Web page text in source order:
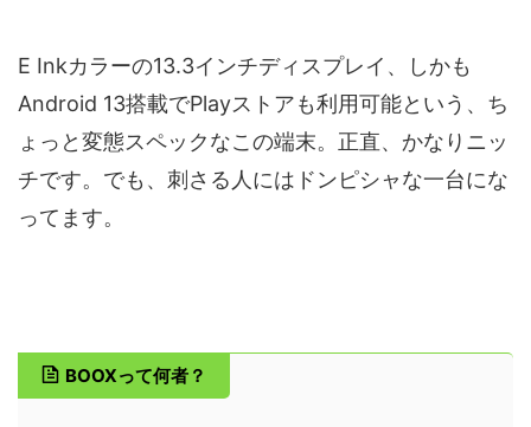
E Inkカラーの13.3インチディスプレイ、しかも
Android 13搭載でPlayストアも利用可能という、ち
ょっと変態スペックなこの端末。正直、かなりニッ
チです。でも、刺さる人にはドンピシャな一台にな
ってます。
BOOXって何者？